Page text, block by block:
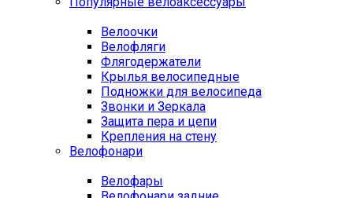
Велоочки
Велофляги
Флягодержатели
Крылья велосипедные
Подножки для велосипеда
Звонки и Зеркала
Защита пера и цепи
Крепления на стену
Велофонари
Велофары